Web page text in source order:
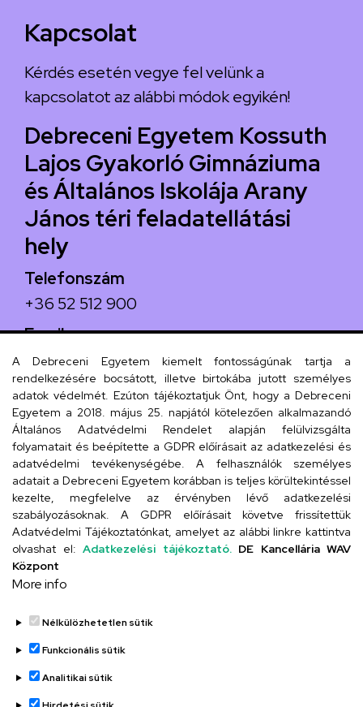
Kapcsolat
Kérdés esetén vegye fel velünk a
kapcsolatot az alábbi módok egyikén!
Debreceni Egyetem Kossuth
Lajos Gyakorló Gimnáziuma
és Általános Iskolája Arany
János téri feladatellátási
hely
Telefonszám
+36 52 512 900
Email
arany.titkarsag@arany-alt.unideb.hu
Cím
4026 Debrecen, Arany János tér 1.
Szervezeti telefonkönyv
UD telefonkönyv
A Debreceni Egyetem kiemelt fontosságúnak tartja a
rendelkezésére bocsátott, illetve birtokába jutott személyes
adatok védelmét. Ezúton tájékoztatjuk Önt, hogy a Debreceni
Egyetem a 2018. május 25. napjától kötelezően alkalmazandó
Általános Adatvédelmi Rendelet alapján felülvizsgálta
folyamatait és beépítette a GDPR előírásait az adatkezelési és
adatvédelmi tevékenységébe. A felhasználók személyes
adatait a Debreceni Egyetem korábban is teljes körültekintéssel
kezelte, megfelelve az érvényben lévő adatkezelési
szabályozásoknak. A GDPR előírásait követve frissítettük
Adatvédelmi Tájékoztatónkat, amelyet az alábbi linkre kattintva
olvashat el: Adatkezelési tájékoztató. DE Kancellária WAV
Központ
More info
Nélkülözhetetlen sütik
Funkcionális sütik
Analitikai sütik